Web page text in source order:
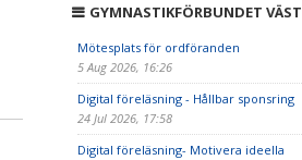
GYMNASTIKFÖRBUNDET VÄST
Mötesplats för ordföranden
5 Aug 2026, 16:26
Digital föreläsning - Hållbar sponsring
24 Jul 2026, 17:58
Digital föreläsning- Motivera ideella